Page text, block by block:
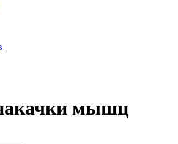
мышц